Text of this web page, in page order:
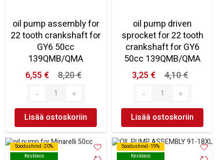
oil pump assembly for
22 tooth crankshaft for
GY6 50cc
139QMB/QMA
6,55 €
8,20 €
Lisää ostoskoriin
oil pump driven
sprocket for 22 tooth
crankshaft for GY6
50cc 139QMB/QMA
3,25 €
4,10 €
Lisää ostoskoriin
Soodushind -20%
Kesklaos
Soodushind -20%
Kesklaos
Soodushind -19%
Kesklaos
Soodushind -19%
Kesklaos